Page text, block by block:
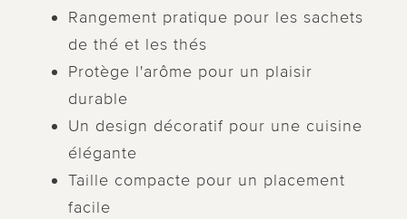
Rangement pratique pour les sachets
de thé et les thés
Protège l'arôme pour un plaisir
durable
Un design décoratif pour une cuisine
élégante
Taille compacte pour un placement
facile